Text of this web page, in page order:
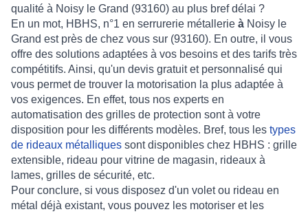
qualité à Noisy le Grand (93160) au plus bref délai ?
En un mot, HBHS, n°1 en serrurerie métallerie à Noisy le
Grand est près de chez vous sur (93160). En outre, il vous
offre des solutions adaptées à vos besoins et des tarifs très
compétitifs. Ainsi, qu'un devis gratuit et personnalisé qui
vous permet de trouver la motorisation la plus adaptée à
vos exigences. En effet, tous nos experts en
automatisation des grilles de protection sont à votre
disposition pour les différents modèles. Bref, tous les types
de rideaux métalliques sont disponibles chez HBHS : grille
extensible, rideau pour vitrine de magasin, rideaux à
lames, grilles de sécurité, etc.
Pour conclure, si vous disposez d'un volet ou rideau en
métal déjà existant, vous pouvez les motoriser et les